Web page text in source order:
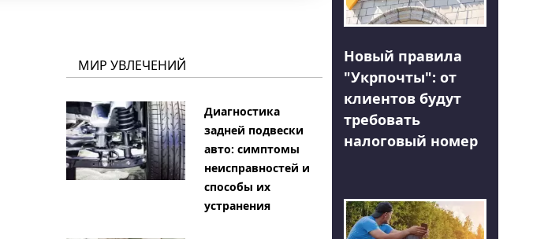
МИР УВЛЕЧЕНИЙ
Диагностика
задней подвески
авто: симптомы
неисправностей и
способы их
устранения
Новый правила
"Укрпочты": от
клиентов будут
требовать
налоговый номер